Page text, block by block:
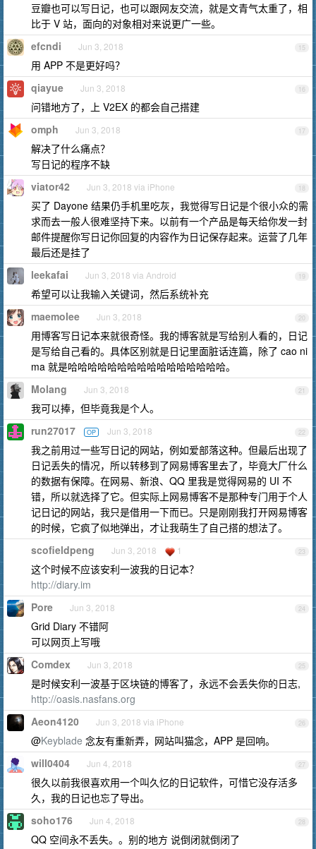
豆瓣也可以写日记，也可以跟网友交流，就是文青气太重了，相
比于 V 站，面向的对象相对来说更广一些。
15
efcndi Jun 3, 2018
用 APP 不是更好吗？
16
qiayue Jun 3, 2018
问错地方了，上 V2EX 的都会自己搭建
17
omph Jun 3, 2018
解决了什么痛点？
写日记的程序不缺
18
viator42 Jun 3, 2018 via iPhone
买了 Dayone 结果仍手机里吃灰，我觉得写日记是个很小众的需
求而去一般人很难坚持下来。以前有一个产品是每天给你发一封
邮件提醒你写日记你回复的内容作为日记保存起来。运营了几年
最后还是挂了
19
leekafai Jun 3, 2018 via Android
希望可以让我输入关键词，然后系统补充
20
maemolee Jun 3, 2018
用博客写日记本来就很奇怪。我的博客就是写给别人看的，日记
是写给自己看的。具体区别就是日记里面脏话连篇，除了 cao ni
ma 就是哈哈哈哈哈哈哈哈哈哈哈哈哈哈哈哈。
21
Molang Jun 3, 2018
我可以捧，但毕竟我是个人。
22
run27017 OP Jun 3, 2018
我之前用过一些写日记的网站，例如爱部落这种。但最后出现了
日记丢失的情况，所以转移到了网易博客里去了，毕竟大厂什么
的数据有保障。在网易、新浪、QQ 里我是觉得网易的 UI 不
错，所以就选择了它。但实际上网易博客不是那种专门用于个人
记日记的网站，我只是借用一下而已。只是刚刚我打开网易博客
的时候，它疯了似地弹出，才让我萌生了自己搭的想法了。
23
scofieldpeng Jun 3, 2018 1
这个时候不应该安利一波我的日记本？
http://diary.im
24
Pore Jun 3, 2018
Grid Diary 不错阿
可以网页上写哦
25
Comdex Jun 3, 2018
是时候安利一波基于区块链的博客了，永远不会丢失你的日志,
http://oasis.nasfans.org
26
Aeon4120 Jun 3, 2018 via iPhone
@Keyblade 念友有重新弄，网站叫猫念，APP 是回响。
27
will0404 Jun 4, 2018
很久以前我很喜欢用一个叫久忆的日记软件，可惜它没存活多
久，我的日记也忘了导出。
28
soho176 Jun 4, 2018
QQ 空间永不丢失。。别的地方 说倒闭就倒闭了